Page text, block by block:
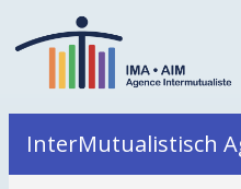
InterMutualistisch